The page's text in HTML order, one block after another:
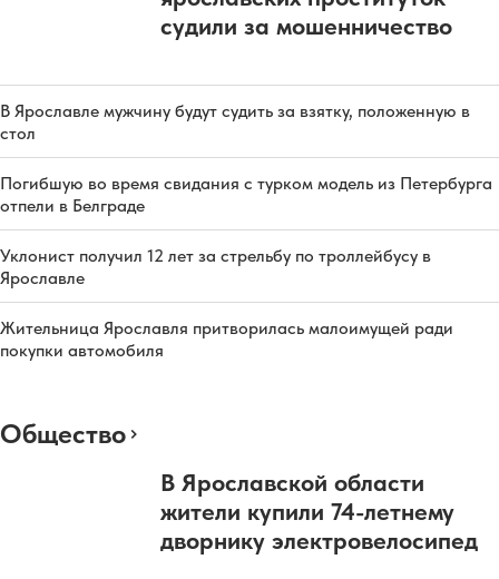
судили за мошенничество
В Ярославле мужчину будут судить за взятку, положенную в
стол
Погибшую во время свидания с турком модель из Петербурга
отпели в Белграде
Уклонист получил 12 лет за стрельбу по троллейбусу в
Ярославле
Жительница Ярославля притворилась малоимущей ради
покупки автомобиля
Общество
В Ярославской области
жители купили 74-летнему
дворнику электровелосипед